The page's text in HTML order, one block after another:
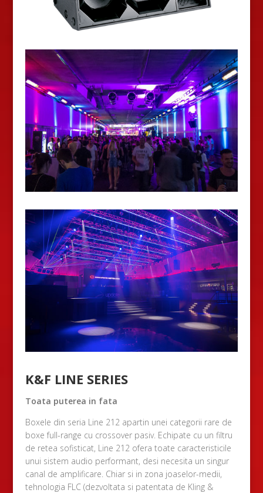
K&F LINE SERIES
Toata puterea in fata
Boxele din seria Line 212 apartin unei categorii rare de
boxe full-range cu crossover pasiv. Echipate cu un filtru
de retea sofisticat, Line 212 ofera toate caracteristicile
unui sistem audio performant, desi necesita un singur
canal de amplificare. Chiar si in zona joaselor-medii,
tehnologia FLC (dezvoltata si patentata de Kling &